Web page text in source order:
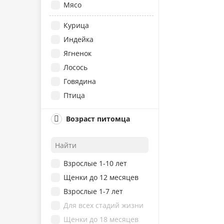
Мясо
Курица
Индейка
Ягненок
Лосось
Говядина
Птица
Утка
Овощи
Рис
Сердце
Алоэ Вера
Брусника
Пшеница
Возраст питомца
Взрослые 1-10 лет
Щенки до 12 месяцев
Взрослые 1-7 лет
Для всех стадий жизни
Щенки до 18 месяцев